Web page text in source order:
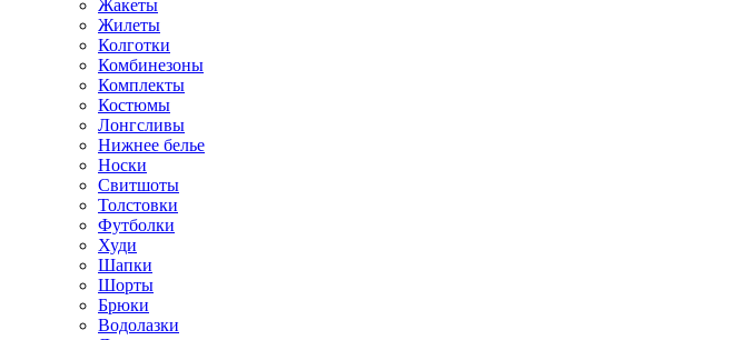
Жакеты
Жилеты
Колготки
Комбинезоны
Комплекты
Костюмы
Лонгсливы
Нижнее белье
Носки
Свитшоты
Толстовки
Футболки
Худи
Шапки
Шорты
Брюки
Водолазки